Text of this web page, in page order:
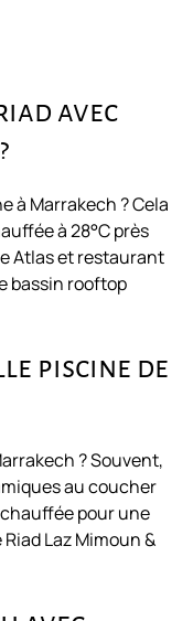
avec
à Marrakech ? Cela
à 28°C près
Atlas et restaurant
bassin rooftop
piscine de
? Souvent,
au coucher
pour une
Laz Mimoun &